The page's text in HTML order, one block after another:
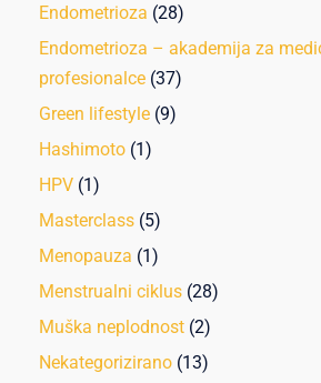
Endometrioza (28)
Endometrioza – akademija za
profesionalce (37)
Green lifestyle (9)
Hashimoto (1)
HPV (1)
Masterclass (5)
Menopauza (1)
Menstrualni ciklus (28)
Muška neplodnost (2)
Nekategorizirano (13)